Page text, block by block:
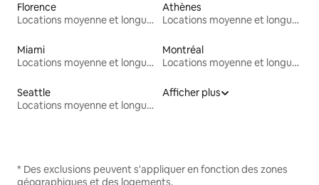
Florence
Locations moyenne et longue durée
Athènes
Locations moyenne et longue durée
Miami
Locations moyenne et longue durée
Montréal
Locations moyenne et longue durée
Seattle
Locations moyenne et longue durée
Afficher plus
* Des exclusions peuvent s'appliquer en fonction des zones
géographiques et des logements.